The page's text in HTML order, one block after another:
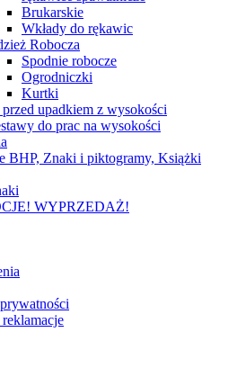
Brukarskie
Wkłady do rękawic
Robocza
Spodnie robocze
Ogrodniczki
Kurtki
upadkiem z wysokości
do prac na wysokości
BHP, Znaki i piktogramy, Książki
WYPRZEDAŻ!